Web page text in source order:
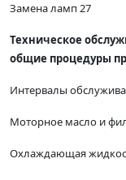
Замена ламп 27
Техническое
общие процедуры
Интервалы
Моторное масло и
Охлаждающая